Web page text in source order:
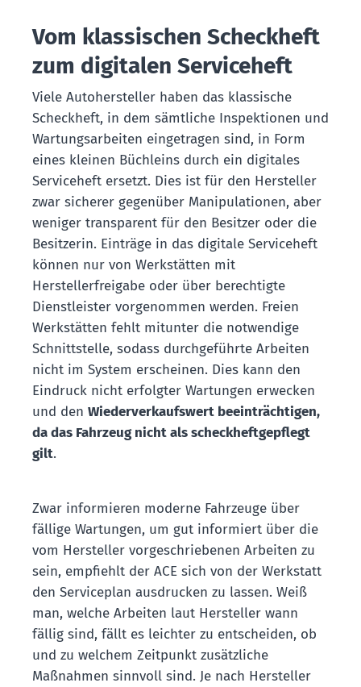
Vom klassischen Scheckheft
zum digitalen Serviceheft
Viele Autohersteller haben das klassische
Scheckheft, in dem sämtliche Inspektionen und
Wartungsarbeiten eingetragen sind, in Form
eines kleinen Büchleins durch ein digitales
Serviceheft ersetzt. Dies ist für den Hersteller
zwar sicherer gegenüber Manipulationen, aber
weniger transparent für den Besitzer oder die
Besitzerin. Einträge in das digitale Serviceheft
können nur von Werkstätten mit
Herstellerfreigabe oder über berechtigte
Dienstleister vorgenommen werden. Freien
Werkstätten fehlt mitunter die notwendige
Schnittstelle, sodass durchgeführte Arbeiten
nicht im System erscheinen. Dies kann den
Eindruck nicht erfolgter Wartungen erwecken
und den Wiederverkaufswert beeinträchtigen,
da das Fahrzeug nicht als scheckheftgepflegt
gilt.
Zwar informieren moderne Fahrzeuge über
fällige Wartungen, um gut informiert über die
vom Hersteller vorgeschriebenen Arbeiten zu
sein, empfiehlt der ACE sich von der Werkstatt
den Serviceplan ausdrucken zu lassen. Weiß
man, welche Arbeiten laut Hersteller wann
fällig sind, fällt es leichter zu entscheiden, ob
und zu welchem Zeitpunkt zusätzliche
Maßnahmen sinnvoll sind. Je nach Hersteller